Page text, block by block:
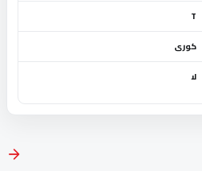
T
كورى
لا